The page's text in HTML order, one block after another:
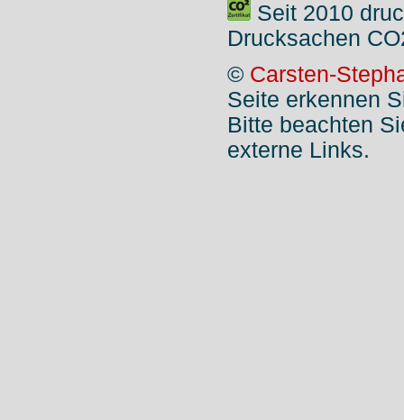
Seit 2010
Drucksachen
© Carsten-
Seite erkennen
Bitte beachten
externe Links.